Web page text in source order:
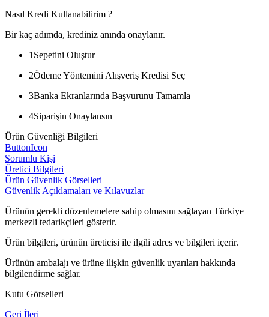
Nasıl Kredi Kullanabilirim ?
Bir kaç adımda, krediniz anında onaylanır.
1 Sepetini Oluştur
2Ödeme Yöntemini Alışveriş Kredisi Seç
3Banka Ekranlarında Başvurunu Tamamla
4Siparişin Onaylansın
Ürün Güvenliği Bilgileri
ButtonIcon
Sorumlu Kişi
Üretici Bilgileri
Ürün Güvenlik Görselleri
Güvenlik Açıklamaları ve Kılavuzlar
Ürünün gerekli düzenlemelere sahip olmasını sağlayan Türkiye
merkezli tedarikçileri gösterir.
Ürün bilgileri, ürünün üreticisi ile ilgili adres ve bilgileri içerir.
Ürünün ambalajı ve ürüne ilişkin güvenlik uyarıları hakkında
bilgilendirme sağlar.
Kutu Görselleri
Geri İleri